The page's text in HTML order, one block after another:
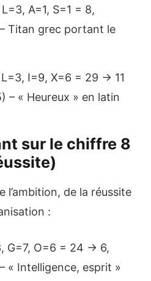
A=1, S=1 = 8,
Titan grec portant le
I=9, X=6 = 29 → 11
– « Heureux » en latin
sur le chiffre 8
l’ambition, de la réussite
:
G=7, O=6 = 24 → 6,
« Intelligence, esprit »